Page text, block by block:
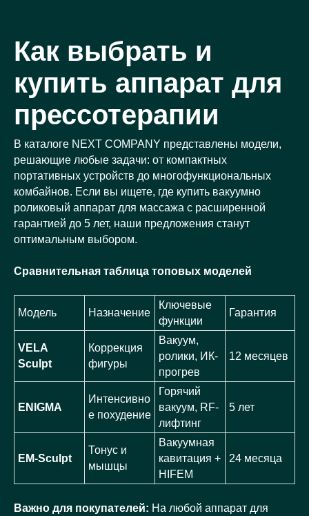
Как выбрать и
купить аппарат для
прессотерапии
В каталоге NEXT COMPANY представлены модели,
решающие любые задачи: от компактных
портативных устройств до многофункциональных
комбайнов. Если вы ищете, где купить вакуумно
роликовый аппарат для массажа с расширенной
гарантией до 5 лет, наши предложения станут
оптимальным выбором.
Сравнительная таблица топовых моделей
Модель Назначение
Ключевые
функции
Гарантия
VELA
Sculpt
Коррекция
фигуры
Вакуум,
ролики, ИК-
прогрев
12 месяцев
ENIGMA
Интенсивно
е похудение
Горячий
вакуум, RF-
лифтинг
5 лет
EM-Sculpt
Тонус и
мышцы
Вакуумная
кавитация +
HIFEM
24 месяца
Важно для покупателей: На любой аппарат для